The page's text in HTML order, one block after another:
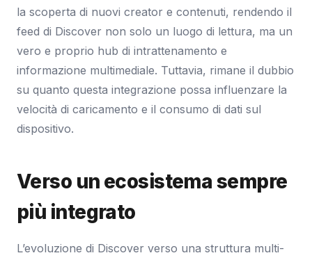
la scoperta di nuovi creator e contenuti, rendendo il
feed di Discover non solo un luogo di lettura, ma un
vero e proprio hub di intrattenamento e
informazione multimediale. Tuttavia, rimane il dubbio
su quanto questa integrazione possa influenzare la
velocità di caricamento e il consumo di dati sul
dispositivo.
Verso un ecosistema sempre
più integrato
L’evoluzione di Discover verso una struttura multi-